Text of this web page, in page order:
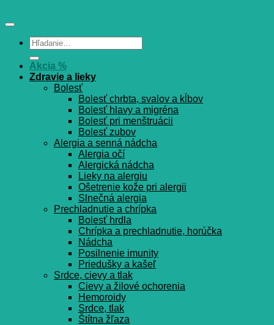
Hľadať:
Akcia %
Zdravie a lieky
Bolesť
Bolesť chrbta, svalov a kĺbov
Bolesť hlavy a migréna
Bolesť pri menštruácii
Bolesť zubov
Alergia a senná nádcha
Alergia očí
Alergická nádcha
Lieky na alergiu
Ošetrenie kože pri alergii
Slnečná alergia
Prechladnutie a chrípka
Bolesť hrdla
Chrípka a prechladnutie, horúčka
Nádcha
Posilnenie imunity
Priedušky a kašeľ
Srdce, cievy a tlak
Cievy a žilové ochorenia
Hemoroidy
Srdce, tlak
Štítna žľaza